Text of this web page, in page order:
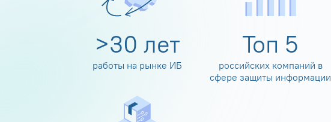
>30 лет
работы на рынке ИБ
Топ 5
российских компаний в
сфере защиты информации